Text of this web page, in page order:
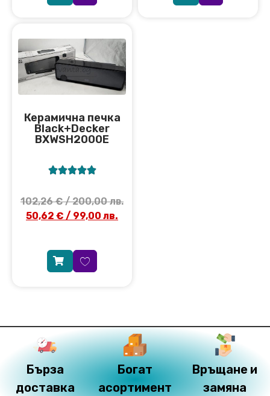
Керамична печка
Black+Decker
BXWSH2000E

102,26€/ 200,00 лв.
50,62 € / 99,00 лв.
Бърза
доставка
Богат
асортимент
Връщане и
замяна